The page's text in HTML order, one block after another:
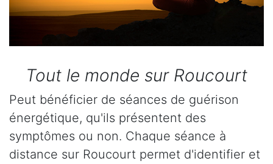
Tout le monde sur Roucourt
Peut bénéficier de séances de guérison
énergétique, qu'ils présentent des
symptômes ou non. Chaque séance à
distance sur Roucourt permet d'identifier et